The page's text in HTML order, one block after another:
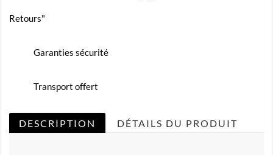
Retours"
Garanties sécurité
Transport offert
DESCRIPTION DÉTAILS DU PRODUIT